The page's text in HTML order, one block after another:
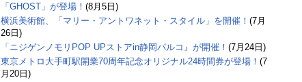
「GHOST」が登場！ (8月5日)
横浜美術館、「マリー・アントワネット・スタイル」を開催！ (7月
26日)
「ニジゲンノモリPOP UPストアin静岡パルコ』が開催！ (7月24日)
東京メトロ大手町駅開業70周年記念オリジナル24時間券が登場！ (7
月20日)